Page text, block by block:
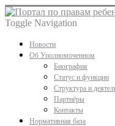
Toggle Navigation
Новости
Об Уполномоченном
Биография
Статус и функции
Структура и
Партнёры
Контакты
Нормативная база